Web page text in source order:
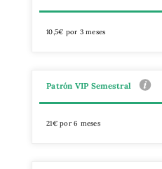
10,5€ por 3 meses
Patrón VIP Semestral
21€ por 6 meses